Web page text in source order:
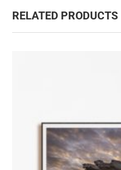
RELATED PRODUCTS